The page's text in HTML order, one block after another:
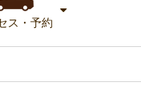
ス・予約